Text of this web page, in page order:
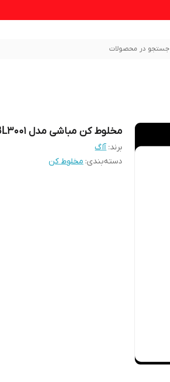
جستجو در محصولات
مخلوط کن مباشی مدل ME-CBL3001
برند: آاگ
دسته‌بندی:مخلوط کن